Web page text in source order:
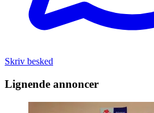
Skriv besked
Lignende annoncer